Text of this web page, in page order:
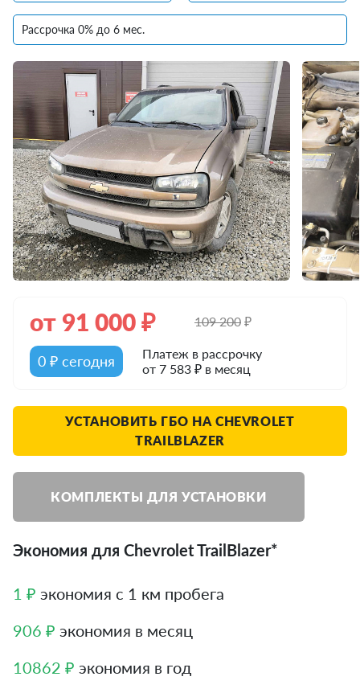
Рассрочка 0% до 6 мес.
от 91 000₽ 109 200₽
0 ₽ сегодня
Платеж в рассрочку
от 7 583 ₽ в месяц
УСТАНОВИТЬ ГБО НА CHEVROLET
TRAILBLAZER
КОМПЛЕКТЫ ДЛЯ УСТАНОВКИ
Экономия для Chevrolet TrailBlazer*
1 ₽ экономия с 1 км пробега
906 ₽ экономия в месяц
10862 ₽ экономия в год